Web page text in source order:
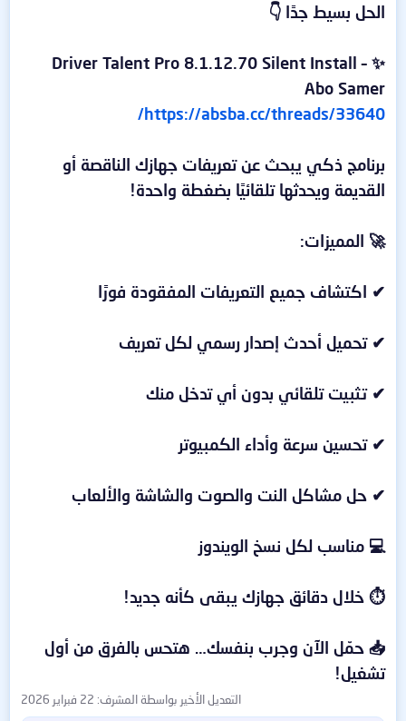
الحل بسيط جدًا 👇
✨ Driver Talent Pro 8.1.12.70 Silent Install –
Abo Samer
https://absba.cc/threads/33640/
برنامج ذكي يبحث عن تعريفات جهازك الناقصة أو
القديمة ويحدثها تلقائيًا بضغطة واحدة!
🚀 المميزات:
✔ اكتشاف جميع التعريفات المفقودة فورًا
✔ تحميل أحدث إصدار رسمي لكل تعريف
✔ تثبيت تلقائي بدون أي تدخل منك
✔ تحسين سرعة وأداء الكمبيوتر
✔ حل مشاكل النت والصوت والشاشة والألعاب
💻 مناسب لكل نسخ الويندوز
⏱ خلال دقائق جهازك يبقى كأنه جديد!
📥 حمّل الآن وجرب بنفسك… هتحس بالفرق من أول
تشغيل!
التعديل الأخير بواسطة المشرف: 22 فبراير 2026